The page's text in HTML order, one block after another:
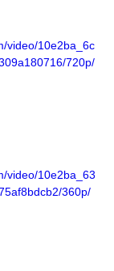
video/10e2ba_6c
720p/
video/10e2ba_63
360p/